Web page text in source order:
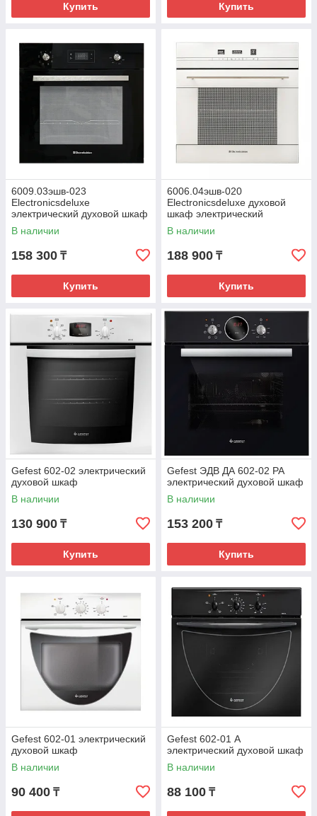
Купить Купить
6009.03эшв-023
Electronicsdeluxe
электрический духовой шкаф
В наличии
158 300 ₸
Купить
6006.04эшв-020
Electronicsdeluxe духовой
шкаф электрический
В наличии
188 900 ₸
Купить
Gefest 602-02 электрический
духовой шкаф
В наличии
130 900 ₸
Купить
Gefest ЭДВ ДА 602-02 РА
электрический духовой шкаф
В наличии
153 200 ₸
Купить
Gefest 602-01 электрический
духовой шкаф
В наличии
90 400 ₸
Gefest 602-01 А
электрический духовой шкаф
В наличии
88 100 ₸